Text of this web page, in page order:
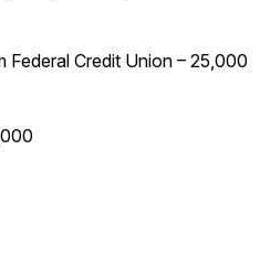
Credit Union – 25,000